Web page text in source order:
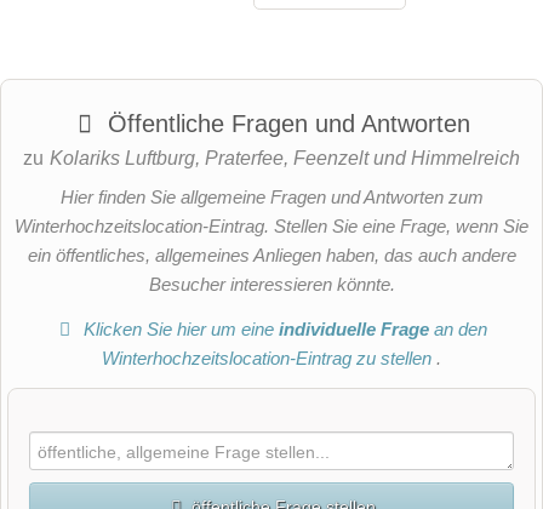
Öffentliche Fragen und Antworten
zu Kolariks Luftburg, Praterfee, Feenzelt und Himmelreich
Hier finden Sie allgemeine Fragen und Antworten zum
Winterhochzeitslocation-Eintrag. Stellen Sie eine Frage, wenn Sie
ein öffentliches, allgemeines Anliegen haben, das auch andere
Besucher interessieren könnte.
Klicken Sie hier um eineindividuelle Frage an den
Winterhochzeitslocation-Eintrag zu stellen .